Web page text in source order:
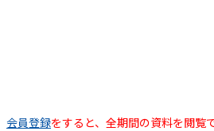
会員登録をすると、全期間の資料を閲覧